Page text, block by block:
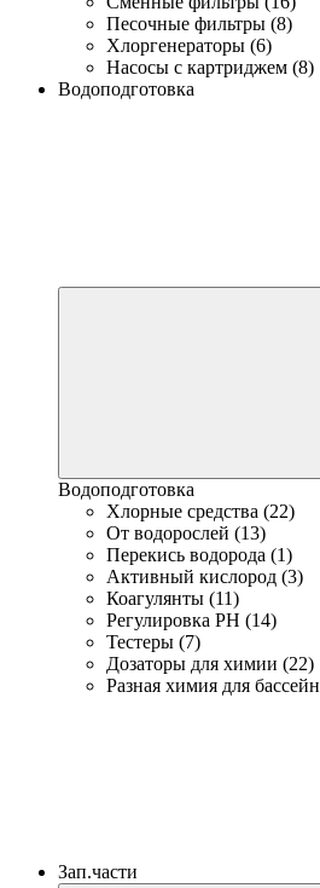
Песочные фильтры (8)
Хлоргенераторы (6)
Насосы с картриджем (8)
Водоподготовка
Водоподготовка
Хлорные средства (22)
От водорослей (13)
Перекись водорода (1)
Активный кислород (3)
Коагулянты (11)
Регулировка PH (14)
Тестеры (7)
Дозаторы для химии (22)
Разная химия для
Зап.части